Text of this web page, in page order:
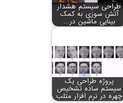
طراحی سیستم هشدار
آتش سوزی به کمک
بینایی ماشین در…
پروژه طراحی یک
سیستم ساده تشخیص
چهره در نرم افزار متلب